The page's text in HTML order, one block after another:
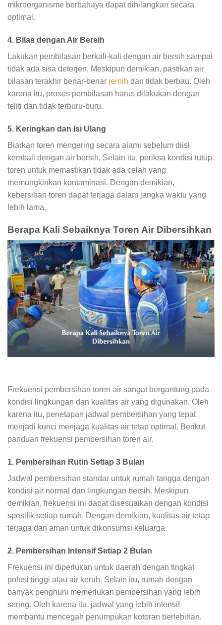
mikroorganisme berbahaya dapat dihilangkan secara
optimal.
4. Bilas dengan Air Bersih
Lakukan pembilasan berkali-kali dengan air bersih sampai
tidak ada sisa deterjen. Meskipun demikian, pastikan air
bilasan terakhir benar-benar jernih dan tidak berbau. Oleh
karena itu, proses pembilasan harus dilakukan dengan
teliti dan tidak terburu-buru.
5. Keringkan dan Isi Ulang
Biarkan toren mengering secara alami sebelum diisi
kembali dengan air bersih. Selain itu, periksa kondisi tutup
toren untuk memastikan tidak ada celah yang
memungkinkan kontaminasi. Dengan demikian,
kebersihan toren dapat terjaga dalam jangka waktu yang
lebih lama.
Berapa Kali Sebaiknya Toren Air Dibersihkan
Frekuensi pembersihan toren air sangat bergantung pada
kondisi lingkungan dan kualitas air yang digunakan. Oleh
karena itu, penetapan jadwal pembersihan yang tepat
menjadi kunci menjaga kualitas air tetap optimal. Berikut
panduan frekuensi pembersihan toren air.
1. Pembersihan Rutin Setiap 3 Bulan
Jadwal pembersihan standar untuk rumah tangga dengan
kondisi air normal dan lingkungan bersih. Meskipun
demikian, frekuensi ini dapat disesuaikan dengan kondisi
spesifik setiap rumah. Dengan demikian, kualitas air tetap
terjaga dan aman untuk dikonsumsi keluarga.
2. Pembersihan Intensif Setiap 2 Bulan
Frekuensi ini diperlukan untuk daerah dengan tingkat
polusi tinggi atau air keruh. Selain itu, rumah dengan
banyak penghuni memerlukan pembersihan yang lebih
sering. Oleh karena itu, jadwal yang lebih intensif
membantu mencegah penumpukan kotoran berlebihan.